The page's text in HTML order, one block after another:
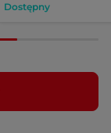
Dostępny